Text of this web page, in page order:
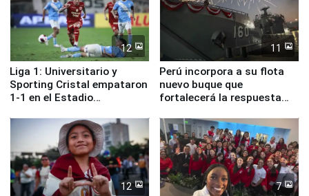
12
Liga 1: Universitario y
Sporting Cristal empataron
1-1 en el Estadio
11
Perú incorpora a su flota
nuevo buque que
fortalecerá la respuesta
12 7